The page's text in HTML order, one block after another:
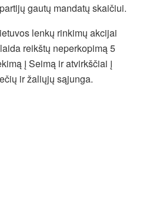
gautų mandatų skaičiui.
lenkų rinkimų akcijai
reikštų neperkopimą 5
į Seimą ir atvirkščiai į
ir žaliųjų sąjunga.